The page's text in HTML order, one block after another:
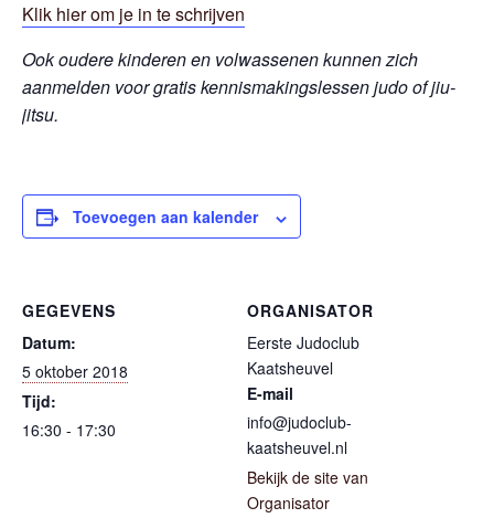
Klik hier om je in te schrijven
Ook oudere kinderen en volwassenen kunnen zich
aanmelden voor gratis kennismakingslessen judo of jiu-
jitsu.
Toevoegen aan kalender
GEGEVENS
Datum:
5 oktober 2018
Tijd:
16:30 - 17:30
ORGANISATOR
Eerste Judoclub
Kaatsheuvel
E-mail
info@judoclub-
kaatsheuvel.nl
Bekijk de site van
Organisator